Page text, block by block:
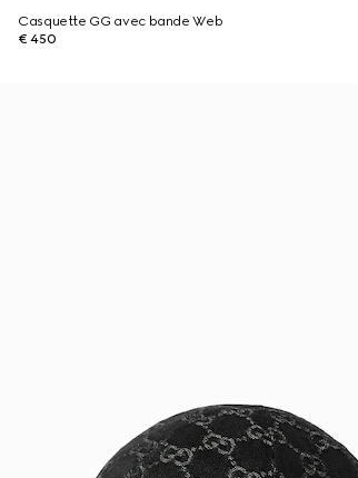
Casquette GG avec bande Web
€ 450